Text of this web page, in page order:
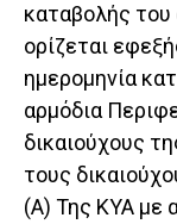
καταβολής του
ορίζεται
ημερομηνία
αρμόδια
δικαιούχους
τους
(Α) Της ΚΥΑ με